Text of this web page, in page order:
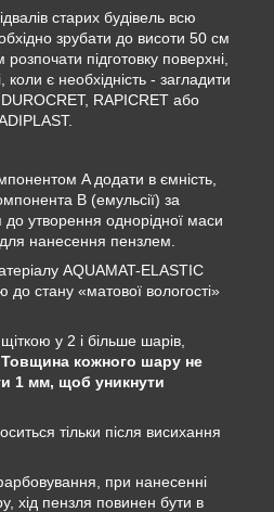
старих будівель всю
зрубати до висоти 50 см
підготовку поверхні,
є необхідність - загладити
RAPICRET або
A додати в ємність,
В (емульсії) за
до утворення однорідної маси
нанесення пензлем.
AQUAMAT-ELASTIC
стану «матової вологості»
у 2 і більше шарів,
Товщина кожного шару не
1 мм, щоб уникнути
тільки після висихання
при нанесенні
хід пензля повинен бути в